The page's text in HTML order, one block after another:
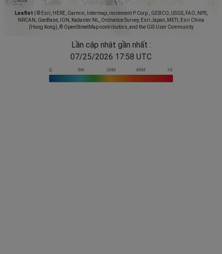
Leaflet
© Esri, HERE, Garmin, Intermap, increment P Corp., GEBCO, USGS, FAO, NPS,
NRCAN, GeoBase, IGN, Kadaster NL, Ordnance Survey, Esri Japan, METI, Esri China
(Hong Kong), © OpenStreetMap contributors, and the GIS User Community
Lần cập nhật gần nhất :
07/25/2026 17:58 UTC